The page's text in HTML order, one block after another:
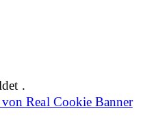
.
Real Cookie Banner